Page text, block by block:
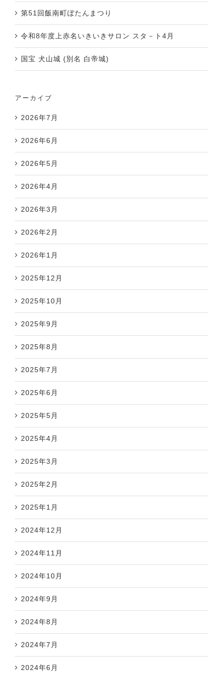
第51回飯南町ぼたんまつり
令和8年度上赤名いきいきサロン スタ－ト4月
国宝 犬山城 (別名 白帝城)
アーカイブ
2026年7月
2026年6月
2026年5月
2026年4月
2026年3月
2026年2月
2026年1月
2025年12月
2025年10月
2025年9月
2025年8月
2025年7月
2025年6月
2025年5月
2025年4月
2025年3月
2025年2月
2025年1月
2024年12月
2024年11月
2024年10月
2024年9月
2024年8月
2024年7月
2024年6月